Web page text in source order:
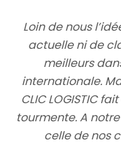
Loin de nous
actuelle ni de
meilleurs
internationale.
CLIC LOGISTIC
tourmente. A
celle de nos